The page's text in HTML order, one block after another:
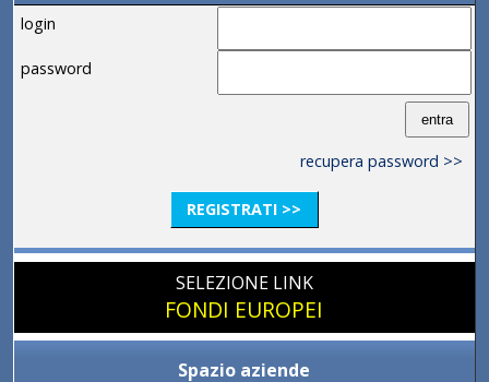
login
password
recupera password >>
REGISTRATI >>
SELEZIONE LINK
FONDI EUROPEI
Spazio aziende